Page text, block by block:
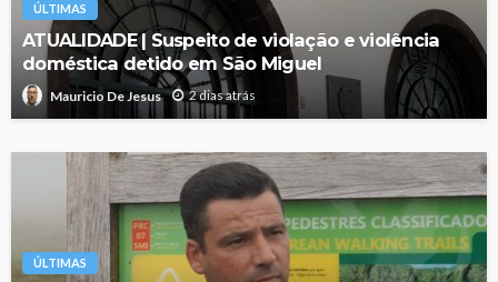
ÚLTIMAS
ATUALIDADE | Suspeito de violação e violência
doméstica detido em São Miguel
Mauricio De Jesus 2 dias atrás
ÚLTIMAS